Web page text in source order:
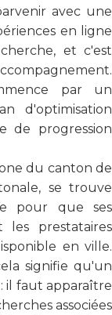
avec une
en ligne
et c'est
par un
d'optimisation
de progression
du canton de
se trouve
pour que ses
les prestataires
en ville.
signifie qu'un
il faut apparaître
associées